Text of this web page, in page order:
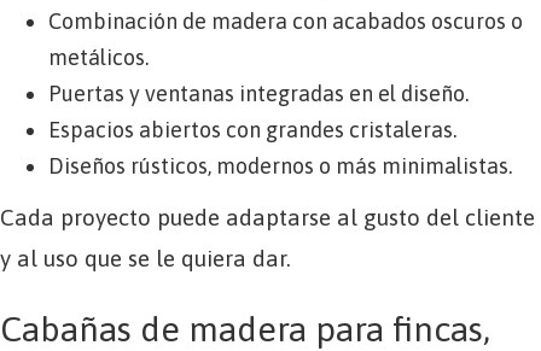
Combinación de madera con acabados oscuros o
metálicos.
Puertas y ventanas integradas en el diseño.
Espacios abiertos con grandes cristaleras.
Diseños rústicos, modernos o más minimalistas.
Cada proyecto puede adaptarse al gusto del cliente
y al uso que se le quiera dar.
Cabañas de madera para fincas,